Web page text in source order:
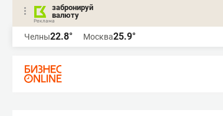
забронируй
валюту
Челны22.8° Москва25.9°